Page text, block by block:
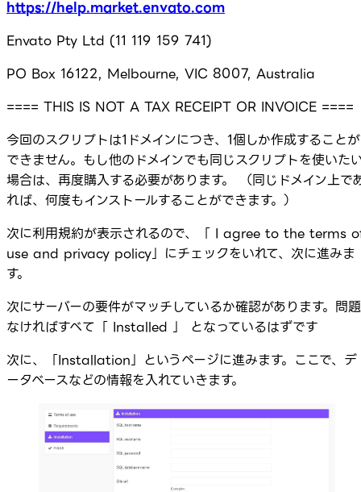
https://help.market.envato.com
Envato Pty Ltd (11 119 159 741)
PO Box 16122, Melbourne, VIC 8007, Australia
==== THIS IS NOT A TAX RECEIPT OR INVOICE ====
今回のスクリプトは1ドメインにつき、1個しか作成することが
できません。もし他のドメインでも同じスクリプトを使いた
場合は、再度購入する必要があります。 （同じドメイン上で
れば、何度もインストールすることができます。）
次に利用規約が表示されるので、「 I agree to the terms
use and privacy policy」にチェックをいれて、次に進みま
す。
次にサーバーの要件がマッチしているか確認があります。問題
なければすべて「 Installed 」 となっているはずです
次に、「Installation」というページに進みます。ここで、デ
ータベースなどの情報を入れていきます。